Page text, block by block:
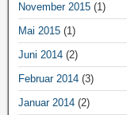
November 2015 (1)
Mai 2015 (1)
Juni 2014 (2)
Februar 2014 (3)
Januar 2014 (2)